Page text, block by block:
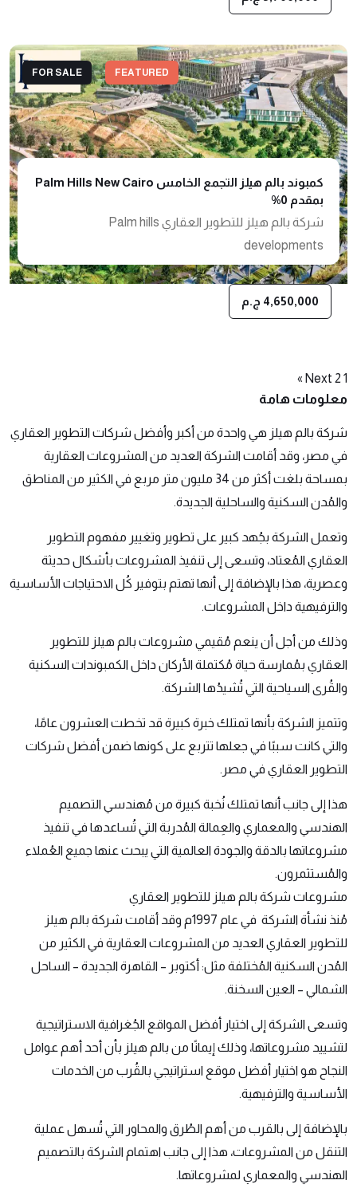
FEATURED
FOR SALE
4,650,000 ج.م
كمبوند بالم هيلز التجمع الخامس Palm Hills New Cairo
بمقدم 0%
شركة بالم هيلز للتطوير العقاري Palm hills
developments
Posts
navigation
1
2
Next »
معلومات هامة
شركة بالم هيلز هي واحدة من أكبر وأفضل شركات التطوير العقاري
في مصر، وقد أقامت الشركة العديد من المشروعات العقارية
بمساحة بلغت أكثر من 34 مليون متر مربع في الكثير من المناطق
والمُدن السكنية والساحلية الجديدة.
وتعمل الشركة بجُهد كبير على تطوير وتغيير مفهوم التطوير
العقاري المُعتاد، وتسعى إلى تنفيذ المشروعات بأشكال حديثة
وعصرية، هذا بالإضافة إلى أنها تهتم بتوفير كُل الاحتياجات الأساسية
والترفيهية داخل المشروعات.
وذلك من أجل أن ينعم مُقيمي مشروعات بالم هيلز للتطوير
العقاري بمُمارسة حياة مُكتملة الأركان داخل الكمبوندات السكنية
والقُرى السياحية التي تُشيدُها الشركة.
وتتميز الشركة بأنها تمتلك خبرة كبيرة قد تخطت العشرون عامًا،
والتي كانت سببًا في جعلها تتربع على كونها ضمن أفضل شركات
التطوير العقاري في مصر.
هذا إلى جانب أنها تمتلك نُخبة كبيرة من مُهندسي التصميم
الهندسي والمعماري والعِمالة المُدربة التي تُساعدها في تنفيذ
مشروعاتها بالدقة والجودة العالمية التي يبحث عنها جميع العُملاء
والمُستثمرون.
مشروعات شركة بالم هيلز للتطوير العقاري
مُنذ نشأة الشركة في عام 1997م وقد أقامت شركة بالم هيلز
للتطوير العقاري العديد من المشروعات العقارية في الكثير من
المُدن السكنية المُختلفة مثل: أكتوبر – القاهرة الجديدة – الساحل
الشمالي – العين السخنة.
وتسعى الشركة إلى اختيار أفضل المواقع الجُغرافية الاستراتيجية
لتشييد مشروعاتها، وذلك إيمانًا من بالم هيلز بأن أحد أهم عوامل
النجاح هو اختيار أفضل موقع استراتيجي بالقُرب من الخدمات
الأساسية والترفيهية.
بالإضافة إلى بالقرب من أهم الطُرق والمحاور التي تُسهل عملية
التنقل من المشروعات، هذا إلى جانب اهتمام الشركة بالتصميم
الهندسي والمعماري لمشروعاتها.